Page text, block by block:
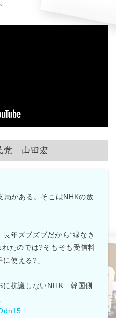
山田宏
局がある。そこはNHKの放
年ズブズブだから“緑なき
たのでは?そもそも受信料
使える?」
に抗議しないNHK…韓国側